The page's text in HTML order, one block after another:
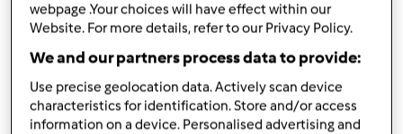
Składniki
webpage .Your choices will have effect within our
Website. For more details, refer to our Privacy Policy.
We and our partners process data to provide:
Use precise geolocation data. Actively scan device
characteristics for identification. Store and/or access
information on a device. Personalised advertising and